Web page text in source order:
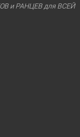
и РАНЦЕВ для ВСЕЙ